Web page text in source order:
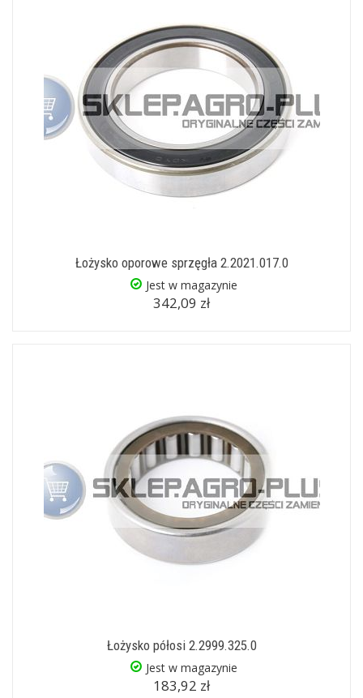
Łożysko oporowe sprzęgła 2.2021.017.0
Jest w magazynie
342,09 zł
Łożysko półosi 2.2999.325.0
Jest w magazynie
183,92 zł